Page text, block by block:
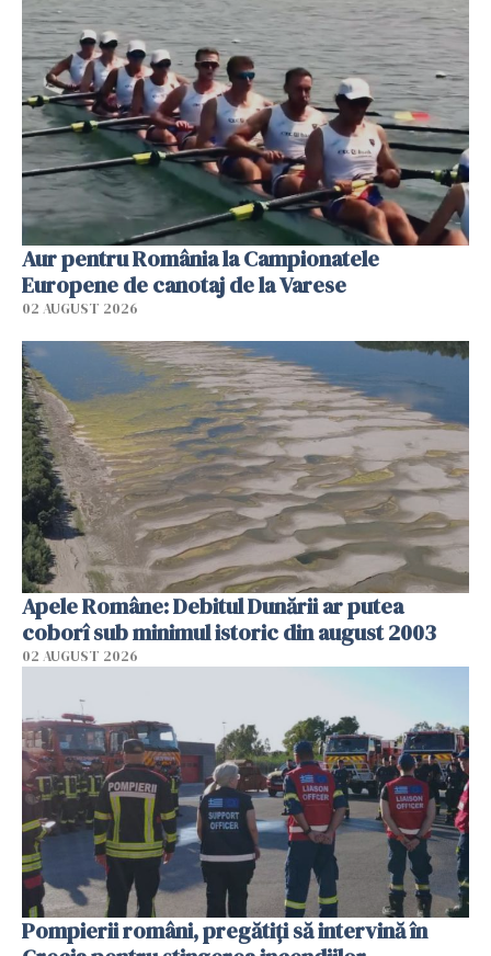
Aur pentru România la Campionatele
Europene de canotaj de la Varese
02 AUGUST 2026
Apele Române: Debitul Dunării ar putea
coborî sub minimul istoric din august 2003
02 AUGUST 2026
Pompierii români, pregătiţi să intervină în